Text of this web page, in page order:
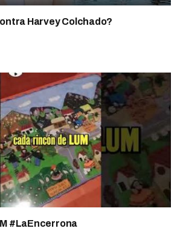
Harvey Colchado?
#LaEncerrona